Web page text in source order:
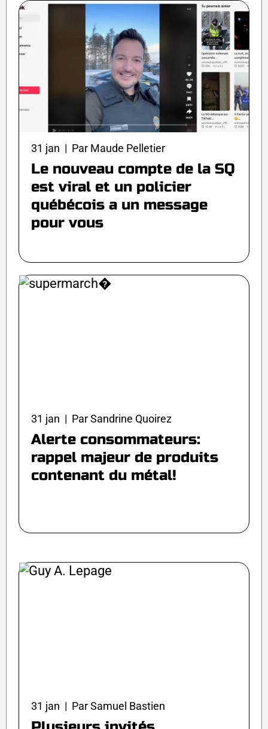
31 jan | Par Maude Pelletier
Le nouveau compte de la SQ
est viral et un policier
québécois a un message
pour vous
31 jan | Par Sandrine Quoirez
Alerte consommateurs:
rappel majeur de produits
contenant du métal!
31 jan | Par Samuel Bastien